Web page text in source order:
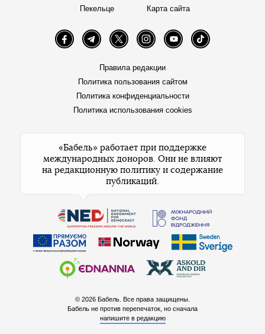
Пекельце
Карта сайта
FacebookTelegramTwitter InstagramYouTube TikTok
Правила редакции
Политика пользования сайтом
Политика конфиденциальности
Политика использования cookies
«Бабель» работает при поддержке
международных доноров. Они не влияют
на редакционную политику и содержание
публикаций.
© 2026 Бабель. Все права защищены.
Бабель не против перепечаток, но сначала
напишите в редакцию